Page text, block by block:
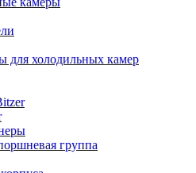
для холодильных камер
группа